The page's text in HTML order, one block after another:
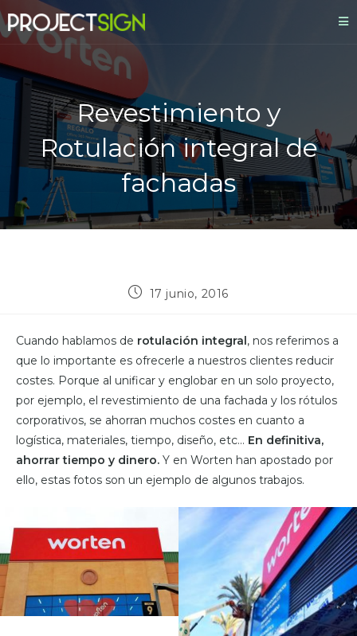
Revestimiento y
Rotulación integral de
fachadas
17 junio, 2016
Cuando hablamos de rotulación integral, nos referimos a
que lo importante es ofrecerle a nuestros clientes reducir
costes. Porque al unificar y englobar en un solo proyecto,
por ejemplo, el revestimiento de una fachada y los rótulos
corporativos, se ahorran muchos costes en cuanto a
logística, materiales, tiempo, diseño, etc… En definitiva,
ahorrar tiempo y dinero. Y en Worten han apostado por
ello, estas fotos son un ejemplo de algunos trabajos.